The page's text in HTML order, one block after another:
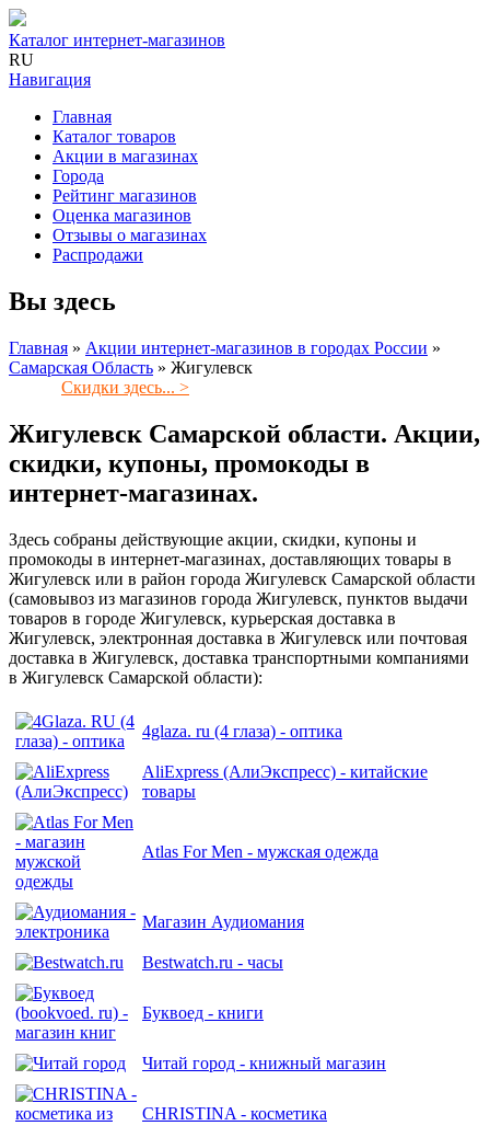
Каталог интернет-магазинов
RU
Навигация
Главная
Каталог товаров
Акции в магазинах
Города
Рейтинг магазинов
Оценка магазинов
Отзывы о магазинах
Распродажи
Вы здесь
Главная » Акции интернет-магазинов в городах России »
Самарская Область » Жигулевск
Скидки здесь... >
Жигулевск Самарской области. Акции,
скидки, купоны, промокоды в
интернет-магазинах.
Здесь собраны действующие акции, скидки, купоны и
промокоды в интернет-магазинах, доставляющих товары в
Жигулевск или в район города Жигулевск Самарской области
(самовывоз из магазинов города Жигулевск, пунктов выдачи
товаров в городе Жигулевск, курьерская доставка в
Жигулевск, электронная доставка в Жигулевск или почтовая
доставка в Жигулевск, доставка транспортными компаниями
в Жигулевск Самарской области):
4glaza. ru (4 глаза) - оптика
AliExpress (АлиЭкспресс) - китайские
товары
Atlas For Men - мужская одежда
Магазин Аудиомания
Bestwatch.ru - часы
Буквоед - книги
Читай город - книжный магазин
CHRISTINA - косметика